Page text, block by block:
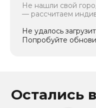
Не нашли свой
— рассчитаем
Не удалось
Попробуйте
Остались